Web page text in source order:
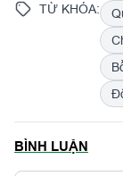
TỪ KHÓA:
BÌNH LUẬN